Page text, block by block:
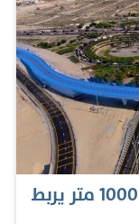
والمدينة
معماري مميز
اليوم»:
خور دبي، من
مشيراً إلى أن الخط الجديد
لمترو دبي،
الانتقالية على
دبي.. افتتاح جسر رئيسي بطول 1000 متر يربط